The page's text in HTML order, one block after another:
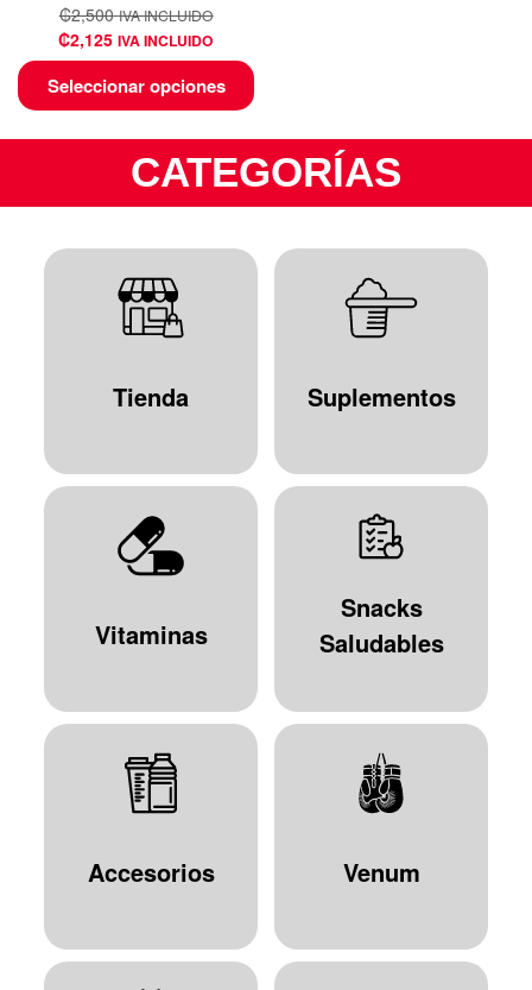
₡2,500 IVA INCLUIDO
₡2,125 IVA INCLUIDO
Seleccionar opciones
CATEGORÍAS
Tienda Suplementos
Vitaminas
Snacks
Saludables
Accesorios Venum